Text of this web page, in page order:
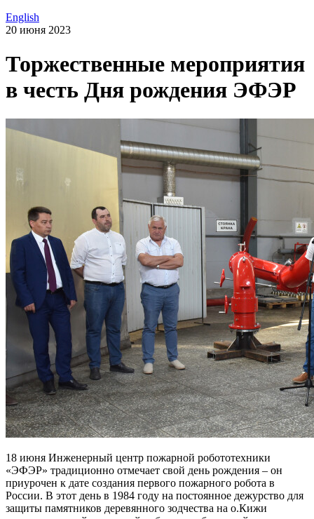
English
20 июня 2023
Торжественные мероприятия
в честь Дня рождения ЭФЭР
18 июня Инженерный центр пожарной робототехники
«ЭФЭР» традиционно отмечает свой день рождения – он
приурочен к дате создания первого пожарного робота в
России. В этот день в 1984 году на постоянное дежурство для
защиты памятников деревянного зодчества на о.Кижи